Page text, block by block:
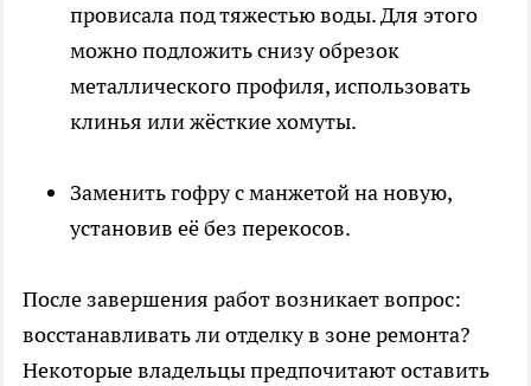
провисала под тяжестью воды. Для этого
можно подложить снизу обрезок
металлического профиля, использовать
клинья или жёсткие хомуты.
Заменить гофру с манжетой на новую,
установив её без перекосов.
После завершения работ возникает вопрос:
восстанавливать ли отделку в зоне ремонта?
Некоторые владельцы предпочитают оставить